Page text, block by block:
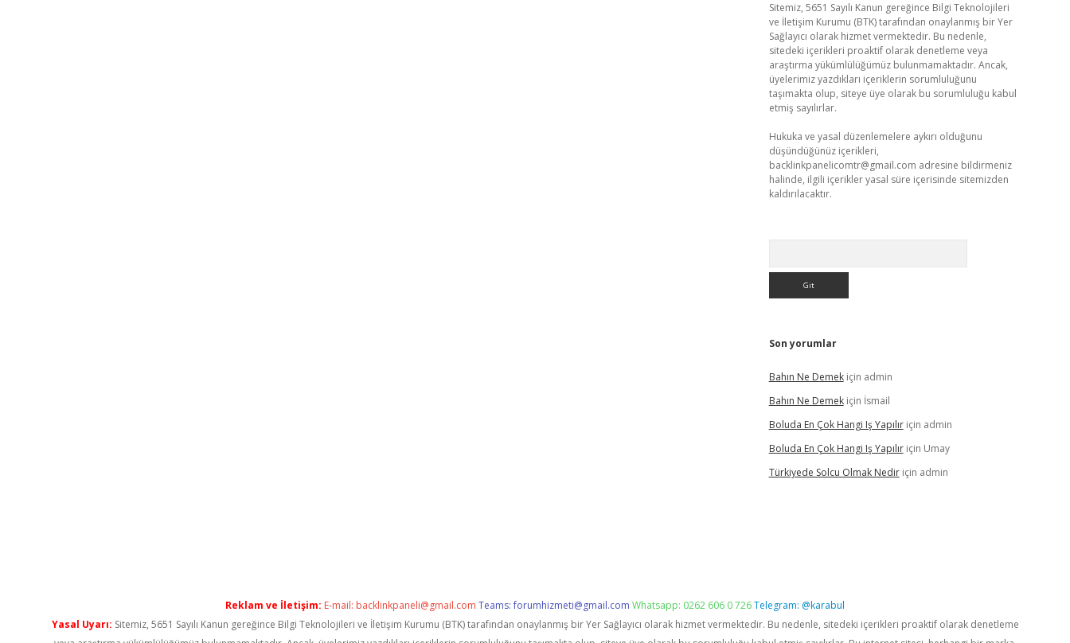
Sitemiz, 5651 Sayılı Kanun gereğince Bilgi Teknolojileri
ve İletişim Kurumu (BTK) tarafından onaylanmış bir Yer
Sağlayıcı olarak hizmet vermektedir. Bu nedenle,
sitedeki içerikleri proaktif olarak denetleme veya
araştırma yükümlülüğümüz bulunmamaktadır. Ancak,
üyelerimiz yazdıkları içeriklerin sorumluluğunu
taşımakta olup, siteye üye olarak bu sorumluluğu kabul
etmiş sayılırlar.
Hukuka ve yasal düzenlemelere aykırı olduğunu
düşündüğünüz içerikleri,
backlinkpanelicomtr@gmail.com adresine bildirmeniz
halinde, ilgili içerikler yasal süre içerisinde sitemizden
kaldırılacaktır.
Son yorumlar
Bahın Ne Demekiçin admin
Bahın Ne Demekiçin İsmail
Boluda En Çok Hangi Iş Yapılıriçin admin
Boluda En Çok Hangi Iş Yapılıriçin Umay
Türkiyede Solcu Olmak Nediriçin admin
Reklam ve İletişim: E-mail: backlinkpaneli@gmail.com Teams:forumhizmeti@gmail.com Whatsapp: 0262 606 0 726Telegram: @karabul
Yasal Uyarı: Sitemiz, 5651 Sayılı Kanun gereğince Bilgi Teknolojileri ve İletişim Kurumu (BTK) tarafından onaylanmış bir Yer Sağlayıcı olarak hizmet vermektedir. Bu nedenle, sitedeki içerikleri proaktif olarak denetleme